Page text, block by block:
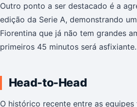
Outro ponto a ser destacado é a
edição da Serie A, demonstrando
Fiorentina que já não tem grandes
primeiros 45 minutos será asfixiante.
Head-to-Head
O histórico recente entre as